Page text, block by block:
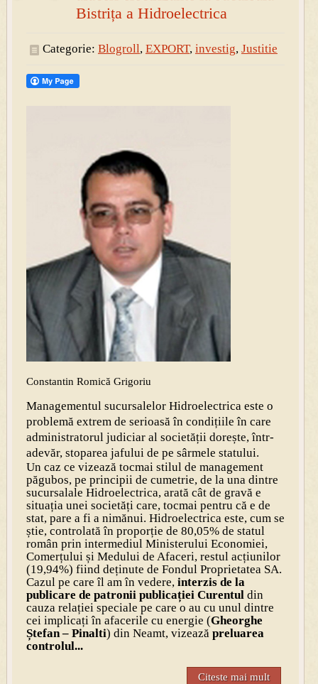
Bistrița a Hidroelectrica
Categorie: Blogroll, EXPORT, investig, Justitie
Constantin Romică Grigoriu
Managementul sucursalelor Hidroelectrica este o
problemă extrem de serioasă în condițiile în care
administratorul judiciar al societății dorește, într-
adevăr, stoparea jafului de pe sârmele statului.
Un caz ce vizează tocmai stilul de management
păgubos, pe principii de cumetrie, de la una dintre
sucursalale Hidroelectrica, arată cât de gravă e
situația unei societăți care, tocmai pentru că e de
stat, pare a fi a nimănui. Hidroelectrica este, cum se
știe, controlată în proporție de 80,05% de statul
român prin intermediul Ministerului Economiei,
Comerțului și Medului de Afaceri, restul acțiunilor
(19,94%) fiind deținute de Fondul Proprietatea SA.
Cazul pe care îl am în vedere, interzis de la
publicare de patronii publicației Curentuldin
cauza relației speciale pe care o au cu unul dintre
cei implicați în afacerile cu energie (Gheorghe
Ștefan – Pinalti) din Neamt, vizează preluarea
controlul...
Citeste mai mult